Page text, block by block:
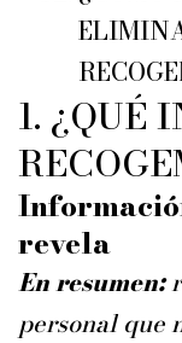
1. ¿QUÉ
revela
En resumen:
personal que